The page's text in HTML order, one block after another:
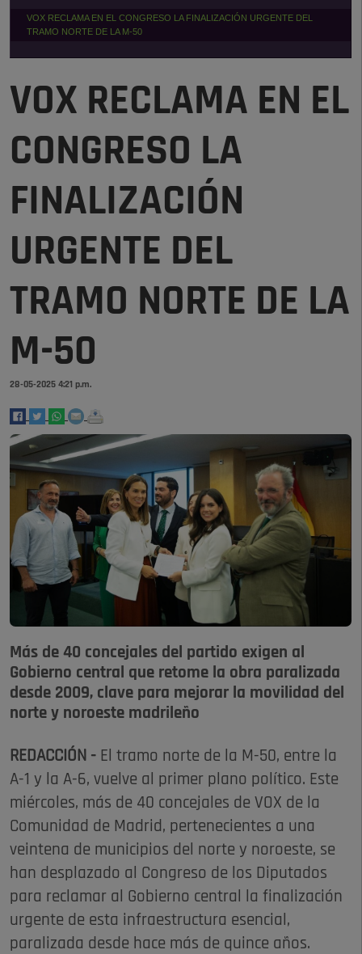
VOX RECLAMA EN EL CONGRESO LA FINALIZACIÓN URGENTE DEL
TRAMO NORTE DE LA M-50
VOX RECLAMA EN EL
CONGRESO LA
FINALIZACIÓN
URGENTE DEL
TRAMO NORTE DE LA
M-50
28-05-2025 4:21 p.m.
Más de 40 concejales del partido exigen al
Gobierno central que retome la obra paralizada
desde 2009, clave para mejorar la movilidad del
norte y noroeste madrileño
REDACCIÓN - El tramo norte de la M-50, entre la
A-1 y la A-6, vuelve al primer plano político. Este
miércoles, más de 40 concejales de VOX de la
Comunidad de Madrid, pertenecientes a una
veintena de municipios del norte y noroeste, se
han desplazado al Congreso de los Diputados
para reclamar al Gobierno central la finalización
urgente de esta infraestructura esencial,
paralizada desde hace más de quince años.